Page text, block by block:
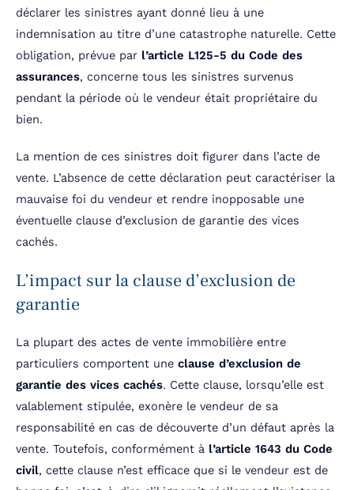
déclarer les sinistres ayant donné lieu à une
indemnisation au titre d’une catastrophe naturelle. Cette
obligation, prévue par l’article L125-5 du Code des
assurances, concerne tous les sinistres survenus
pendant la période où le vendeur était propriétaire du
bien.
La mention de ces sinistres doit figurer dans l’acte de
vente. L’absence de cette déclaration peut caractériser la
mauvaise foi du vendeur et rendre inopposable une
éventuelle clause d’exclusion de garantie des vices
cachés.
L’impact sur la clause d’exclusion de
garantie
La plupart des actes de vente immobilière entre
particuliers comportent une clause d’exclusion de
garantie des vices cachés. Cette clause, lorsqu’elle est
valablement stipulée, exonère le vendeur de sa
responsabilité en cas de découverte d’un défaut après la
vente. Toutefois, conformément à l’article 1643 du Code
civil, cette clause n’est efficace que si le vendeur est de